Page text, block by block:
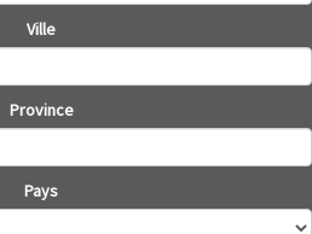
Ville
Province
Pays